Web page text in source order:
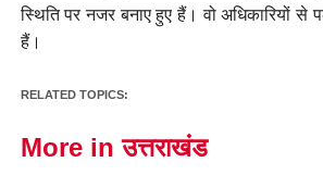
स्थिति पर नजर बनाए हुए हैं। वो अधिकारियों
हैं।
RELATED TOPICS:
More in उत्तराखंड